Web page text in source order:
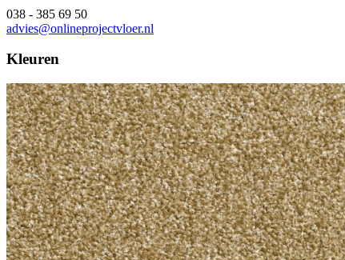
038 - 385 69 50
advies@onlineprojectvloer.nl
Kleuren